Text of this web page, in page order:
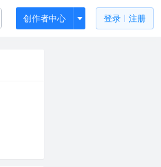
创作者中心 登录 注册